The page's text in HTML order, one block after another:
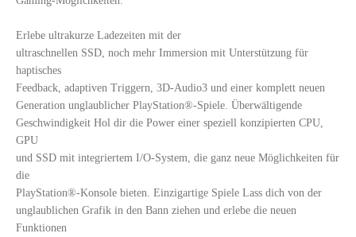
Erlebe ultrakurze Ladezeiten mit der
ultraschnellen SSD, noch mehr Immersion mit Unterstützung für
haptisches
Feedback, adaptiven Triggern, 3D-Audio3 und einer komplett neuen
Generation unglaublicher PlayStation®-Spiele. Überwältigende
Geschwindigkeit Hol dir die Power einer speziell konzipierten CPU,
GPU
und SSD mit integriertem I/O-System, die ganz neue Möglichkeiten für
die
PlayStation®-Konsole bieten. Einzigartige Spiele Lass dich von der
unglaublichen Grafik in den Bann ziehen und erlebe die neuen
Funktionen